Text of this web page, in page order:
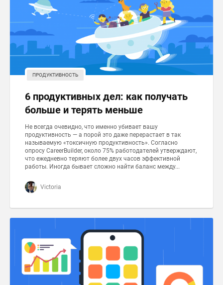
ПРОДУКТИВНОСТЬ
6 продуктивных дел: как получать
больше и терять меньше
Не всегда очевидно, что именно убивает вашу
продуктивность — а порой это даже перерастает в так
называемую «токсичную продуктивность». Согласно
опросу CareerBuilder, около 75% работодателей утверждают,
что ежедневно теряют более двух часов эффективной
работы. Иногда бывает сложно найти баланс между...
Victoria